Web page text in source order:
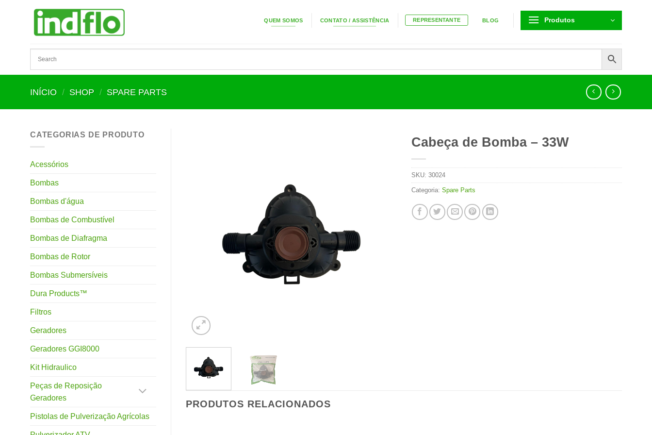
QUEM SOMOS CONTATO / ASSISTÊNCIA REPRESENTANTE BLOG Produtos
INÍCIO / SHOP / SPARE PARTS
CATEGORIAS DE PRODUTO
Acessórios
Bombas
Bombas d'água
Bombas de Combustível
Bombas de Diafragma
Bombas de Rotor
Bombas Submersíveis
Dura Products™
Filtros
Geradores
Geradores GGI8000
Kit Hidraulico
Peças de Reposição
Geradores
Pistolas de Pulverização Agrícolas
Cabeça de Bomba – 33W
SKU: 30024
Categoria: Spare Parts
PRODUTOS RELACIONADOS